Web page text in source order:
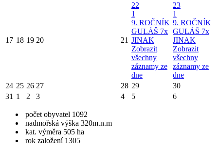
17 18 19 20 21
22
1
9. ROČNÍK
GULÁŠ 7x
JINAK
Zobrazit
všechny
záznamy ze
dne
23
1
9. ROČNÍK
GULÁŠ 7x
JINAK
Zobrazit
všechny
záznamy ze
dne
24 25 26 27 28 29
30
31 1 2 3 4 5 6
počet obyvatel 1092
nadmořská výška 320m.n.m
kat. výměra 505 ha
rok založení 1305